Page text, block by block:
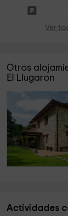
Ver
Otros
El Llugaron
Actividades